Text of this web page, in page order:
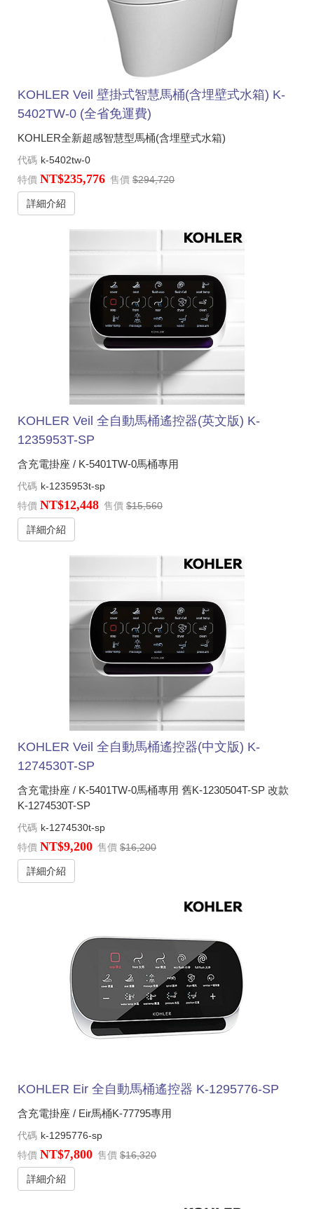
KOHLER Veil 壁掛式智慧馬桶(含埋壁式水箱) K-
5402TW-0 (全省免運費)
KOHLER全新超感智慧型馬桶(含埋壁式水箱)
代碼 k-5402tw-0
特價 NT$235,776 售價 $294,720
詳細介紹
KOHLER Veil 全自動馬桶遙控器(英文版) K-
1235953T-SP
含充電掛座 / K-5401TW-0馬桶專用
代碼 k-1235953t-sp
特價 NT$12,448 售價 $15,560
詳細介紹
KOHLER Veil 全自動馬桶遙控器(中文版) K-
1274530T-SP
含充電掛座 / K-5401TW-0馬桶專用 舊K-1230504T-SP 改款
K-1274530T-SP
代碼 k-1274530t-sp
特價 NT$9,200 售價 $16,200
詳細介紹
KOHLER Eir 全自動馬桶遙控器 K-1295776-SP
含充電掛座 / Eir馬桶K-77795專用
代碼 k-1295776-sp
特價 NT$7,800 售價 $16,320
詳細介紹